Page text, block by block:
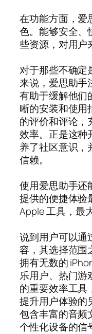
在功能方面，爱
色。能够安全、
些资源，对用户
对于那些不确定
来说，爱思助手
有助于缓解他们
晰的安装和使用
的评价和评论，
效率。正是这种
养了社区意识，
信赖。
使用爱思助手还
提供的便捷体验
Apple 工具，最
说到用户可以通
容，其选择范围
拥有无数的
乐用户、热门游
的重要效率工具
提升用户体验的
包含丰富的音频
个性化设备的信